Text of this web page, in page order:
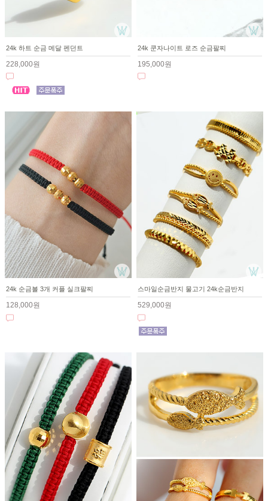
24k 하트 순금 메달 펜던트
228,000원
24k 쿤자나이트 로즈 순금팔찌
195,000원
24k 순금볼 3개 커플 실크팔찌
128,000원
스마일순금반지 물고기 24k순금반지
529,000원